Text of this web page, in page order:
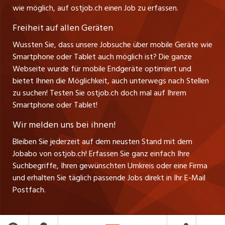
Management / Kader-Jobs
Berufsgruppen
Top-Regionen
Jobline
jobmittelland.ch
jobzüri.ch
schaffu.ch (VS)
ajourjob.ch
CH Media
Leiter ostjob.ch
Fredy Pillinger
Verkauf und Beratung
Christoph Walzl
Verkauf und Beratung
wie möglich, auf ostjob.ch einen Job zu erfassen.
Freiheit auf allen Geräten
Wussten Sie, dass unsere Jobsuche über mobile Geräte wie
Smartphone oder Tablet auch möglich ist? Die ganze
Webseite wurde für mobile Endgeräte optimiert und
bietet Ihnen die Möglichkeit, auch unterwegs nach Stellen
zu suchen! Testen Sie ostjob.ch doch mal auf Ihrem
Smartphone oder Tablet!
Wir melden uns bei ihnen!
Bleiben Sie jederzeit auf dem neusten Stand mit dem
Jobabo von ostjob.ch! Erfassen Sie ganz einfach Ihre
Suchbegriffe, Ihren gewünschten Umkreis oder eine Firma
und erhalten Sie täglich passende Jobs direkt in Ihr E-Mail
Postfach.